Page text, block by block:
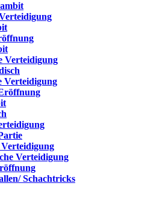
Verteidigung
Verteidigung
Verteidigung
Schachtricks